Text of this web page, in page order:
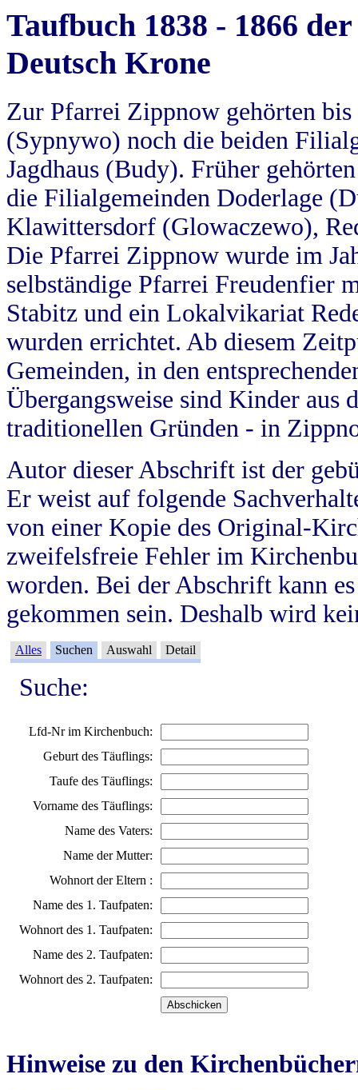
Taufbuch 1838 - 1866
Deutsch Krone
Zur Pfarrei Zippnow gehörten
(Sypnywo) noch die beiden
Jagdhaus (Budy). Früher
die Filialgemeinden Doderlage
Klawittersdorf (Glowaczewo),
Die Pfarrei Zippnow wurde im
selbständige Pfarrei Freudenfier
Stabitz und ein Lokalvikariat
wurden errichtet. Ab diesem
Gemeinden, in den
Übergangsweise sind Kinder aus
traditionellen Gründen - in
Autor dieser Abschrift ist der
Er weist auf folgende
von einer Kopie des Original-
zweifelsfreie Fehler im
worden. Bei der Abschrift kann
gekommen sein. Deshalb wird
Alles Suchen Auswahl Detail
Suche:
Lfd-Nr im Kirchenbuch:
Geburt des Täuflings:
Taufe des Täuflings:
Vorname des Täuflings:
Name des Vaters:
Name der Mutter:
Wohnort der Eltern :
Name des 1. Taufpaten:
Wohnort des 1. Taufpaten:
Name des 2. Taufpaten:
Wohnort des 2. Taufpaten:
Hinweise zu den